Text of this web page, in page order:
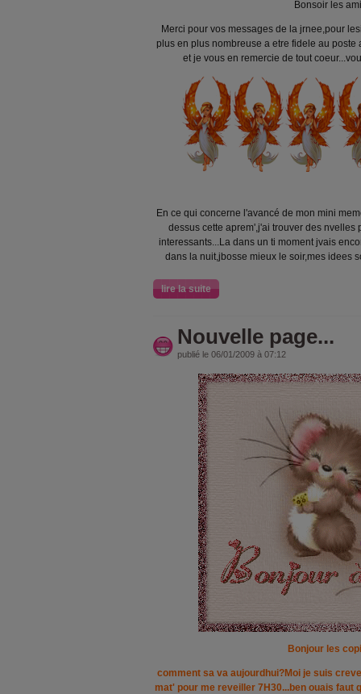
Bonsoir les
Merci pour vos messages de la jrnee,pour
plus en plus nombreuse a etre fidele au
et je vous en remercie de tout
En ce qui concerne l'avancé de mon mini
dessus cette aprem',j'ai trouver des nvelles
interessants...La dans un ti moment jvais
dans la nuit,jbosse mieux le soir,mes idees
lire la suite
Nouvelle page...
publié le 06/01/2009 à 07:12
Bonjour les
comment sa va aujourdhui?Moi je suis
mat' pour me reveiller 7H30...ben ouais faut